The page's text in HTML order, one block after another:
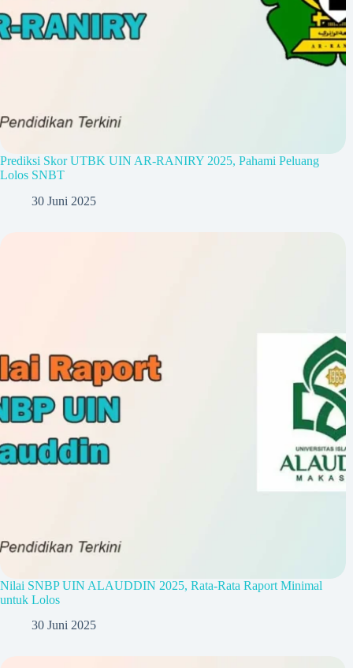
Prediksi Skor UTBK UIN AR-RANIRY 2025, Pahami Peluang
Lolos SNBT
30 Juni 2025
Nilai SNBP UIN ALAUDDIN 2025, Rata-Rata Raport Minimal
untuk Lolos
30 Juni 2025